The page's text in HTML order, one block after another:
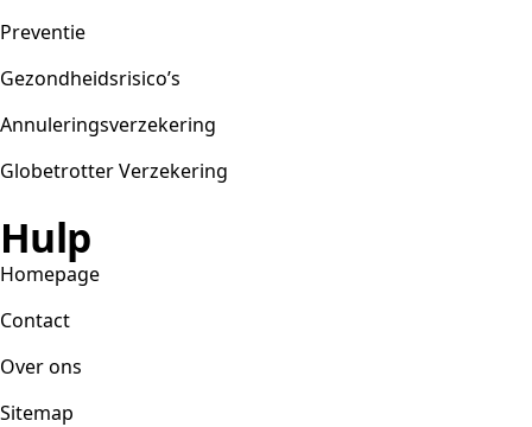
Preventie
Gezondheidsrisico’s
Annuleringsverzekering
Globetrotter Verzekering
Hulp
Homepage
Contact
Over ons
Sitemap